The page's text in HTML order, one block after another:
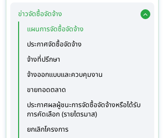
ข่าวจัดซื้อจัดจ้าง
แผนการจัดซื้อจัดจ้าง
ประกาศจัดซื้อจัดจ้าง
จ้างที่ปรึกษา
จ้างออกแบบและควบคุมงาน
ขายทอดตลาด
ประกาศผลผู้ชนะการจัดซื้อจัดจ้างหรือได้รับ
การคัดเลือก (รายไตรมาส)
ยกเลิกโครงการ